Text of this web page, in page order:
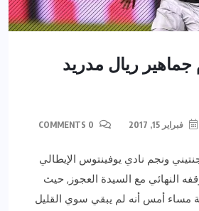
جماهير ريال مدريد
فبراير 15, 2017
ونجم نادي يوفينتوس الإيطالي
النهائي مع السيدة العجوز, حيث
أمس أنه لم يبقي سوي القليل